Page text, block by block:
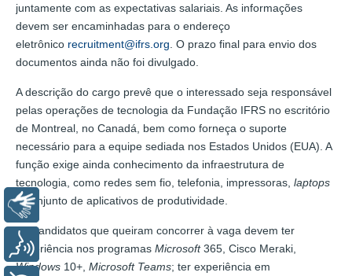
juntamente com as expectativas salariais. As informações
devem ser encaminhadas para o endereço
eletrônico recruitment@ifrs.org . O prazo final para envio dos
documentos ainda não foi divulgado.
A descrição do cargo prevê que o interessado seja responsável
pelas operações de tecnologia da Fundação IFRS no escritório
de Montreal, no Canadá, bem como forneça o suporte
necessário para a equipe sediada nos Estados Unidos (EUA). A
função exige ainda conhecimento da infraestrutura de
tecnologia, como redes sem fio, telefonia, impressoras, laptops
e conjunto de aplicativos de produtividade.
Os candidatos que queiram concorrer à vaga devem ter
experiência nos programas Microsoft365, Cisco Meraki,
Windows 10+, Microsoft Teams; ter experiência em
Libras
Voz